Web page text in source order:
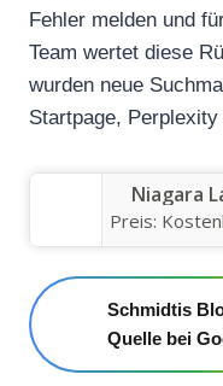
Fehler melden und
Team wertet diese
wurden neue
Startpage,
Niagara
Preis:
Schmidtis
Quelle bei